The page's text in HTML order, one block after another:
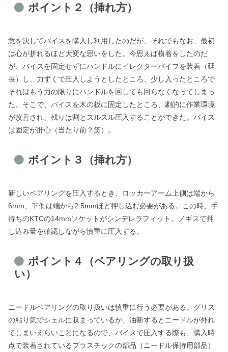
ポイント２（挿れ方）
意を決してバイスを購入し利用したのだが、それでもなお、最初
は心が折れるほど大変な思いをした。今思えば横着をしたのだ
が、バイスを固定せずにハンドルにイレクターパイプを装着（延
長）し、力ずくで圧入しようとしたところ、少し入ったところで
それはもう力の限りにハンドルを回しても回らなくなってしまっ
た。そこで、バイスを木の板に固定したところ、劇的に作業環境
が改善され、残りは割とスルスル圧入することができた。バイス
は固定が肝心（当たり前？笑）。
ポイント３（挿れ方）
新しいベアリングを圧入するとき、ロッカーアーム上側は端から
6mm、下側は端から2.5mmほど押し込む必要がある。この時、手
持ちのKTCの14mmソケットがシンデレラフィット。ノギスで押
し込み量を確認しながら慎重に圧入する。
ポイント４（ベアリングの取り扱
い）
ニードルベアリングの取り扱いは慎重に行う必要がある。グリス
の粘り気でシェルに収まっているが、油断するとニードルが外れ
てしまいえらいことになるので、バイスで圧入する際も、購入時
点で装着されているプラスチックの部品（ニードル保持用部品）